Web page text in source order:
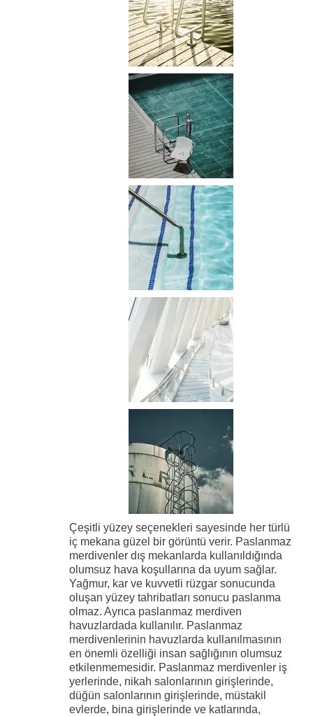
Çeşitli yüzey seçenekleri sayesinde her türlü
iç mekana güzel bir görüntü verir. Paslanmaz
merdivenler dış mekanlarda kullanıldığında
olumsuz hava koşullarına da uyum sağlar.
Yağmur, kar ve kuvvetli rüzgar sonucunda
oluşan yüzey tahribatları sonucu paslanma
olmaz. Ayrıca paslanmaz merdiven
havuzlardada kullanılır. Paslanmaz
merdivenlerinin havuzlarda kullanılmasının
en önemli özelliği insan sağlığının olumsuz
etkilenmemesidir. Paslanmaz merdivenler iş
yerlerinde, nikah salonlarının girişlerinde,
düğün salonlarının girişlerinde, müstakil
evlerde, bina girişlerinde ve katlarında,